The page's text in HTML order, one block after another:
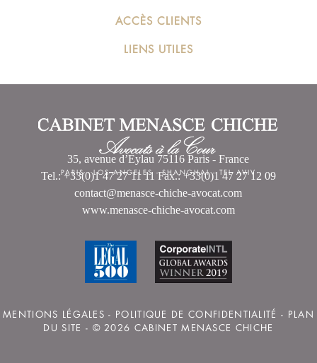
ACCÈS CLIENTS
LIENS UTILES
PARIS-LOS ANGELES-SHANGHAI- TEL AVIV
35, avenue d’Eylau 75116 Paris - France
Tel.: +33(0)1 47 27 11 11 Fax.: +33(0)1 47 27 12 09
contact@menasce-chiche-avocat.com
www.menasce-chiche-avocat.com
MENTIONS LÉGALES - POLITIQUE DE CONFIDENTIALITÉ - PLAN
DU SITE - © 2026 CABINET MENASCE CHICHE